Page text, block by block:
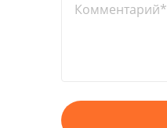
Комментарий*